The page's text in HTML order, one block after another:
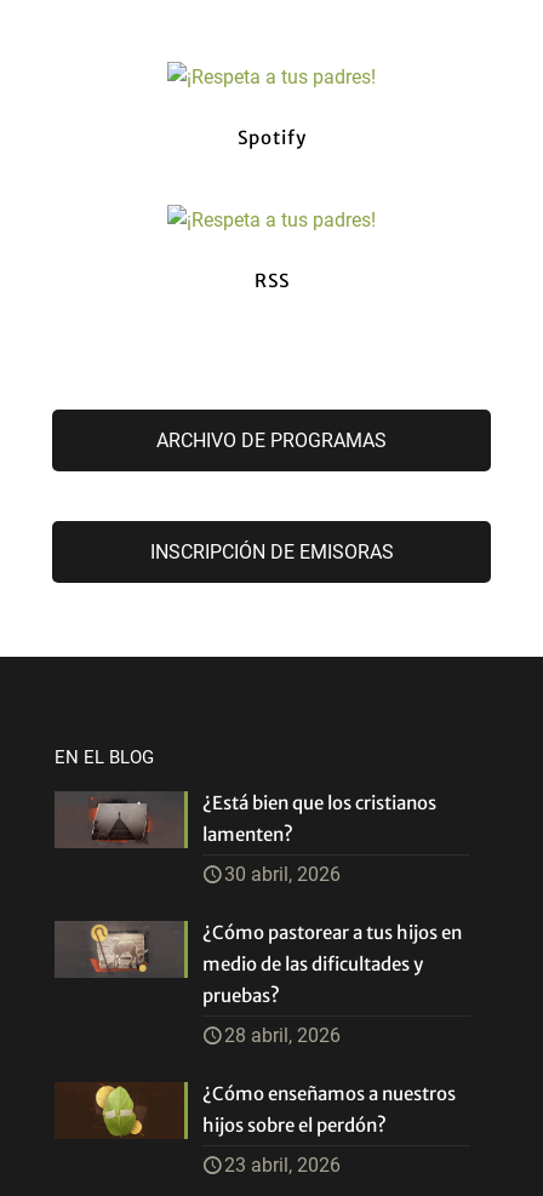
Spotify
RSS
ARCHIVO DE PROGRAMAS
INSCRIPCIÓN DE EMISORAS
EN EL BLOG
¿Está bien que los cristianos
lamenten?
30 abril, 2026
¿Cómo pastorear a tus hijos en
medio de las dificultades y
pruebas?
28 abril, 2026
¿Cómo enseñamos a nuestros
hijos sobre el perdón?
23 abril, 2026